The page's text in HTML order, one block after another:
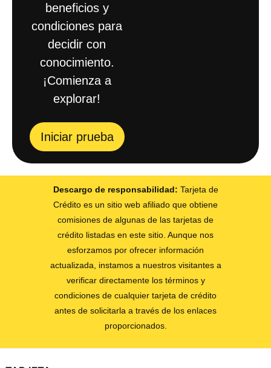
beneficios y
condiciones para
decidir con
conocimiento.
¡Comienza a
explorar!
Iniciar prueba
Descargo de responsabilidad: Tarjeta de
Crédito es un sitio web afiliado que obtiene
comisiones de algunas de las tarjetas de
crédito listadas en este sitio. Aunque nos
esforzamos por ofrecer información
actualizada, instamos a nuestros visitantes a
verificar directamente los términos y
condiciones de cualquier tarjeta de crédito
antes de solicitarla a través de los enlaces
proporcionados.